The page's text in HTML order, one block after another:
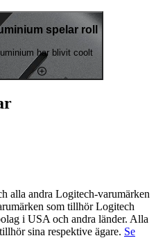
spelar roll
har blivit coolt
alla andra Logitech-varumärken
som tillhör Logitech
i USA och andra länder. Alla
sina respektive ägare. Se